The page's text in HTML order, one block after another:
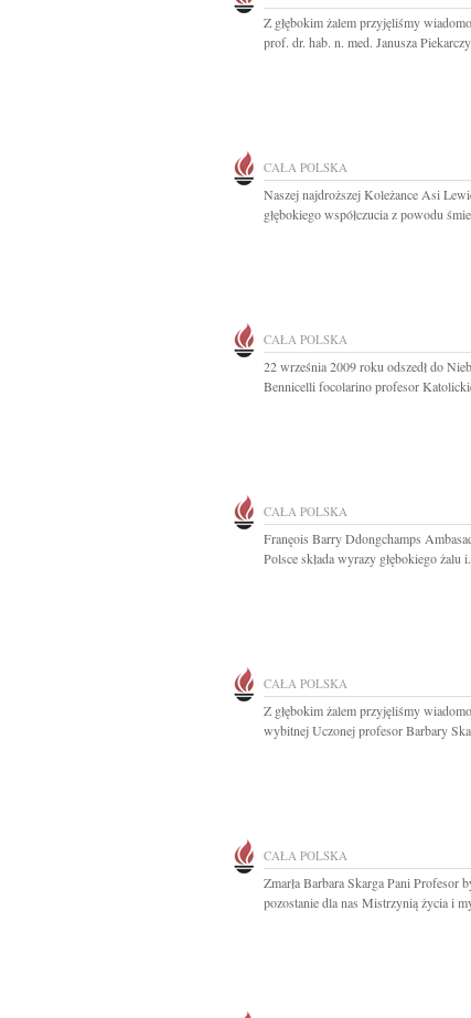
Z głębokim żalem przyjęliśmy
prof. dr. hab. n. med. Janusza
CAŁA POLSKA
Naszej najdroższej Koleżance Asi
głębokiego współczucia z powodu
CAŁA POLSKA
22 września 2009 roku odszedł do
Bennicelli focolarino profesor
CAŁA POLSKA
Franęois Barry Ddongchamps
Polsce składa wyrazy głębokiego żalu
CAŁA POLSKA
Z głębokim żalem przyjęliśmy
wybitnej Uczonej profesor Barbary
CAŁA POLSKA
Zmarła Barbara Skarga Pani Profesor
pozostanie dla nas Mistrzynią życia i